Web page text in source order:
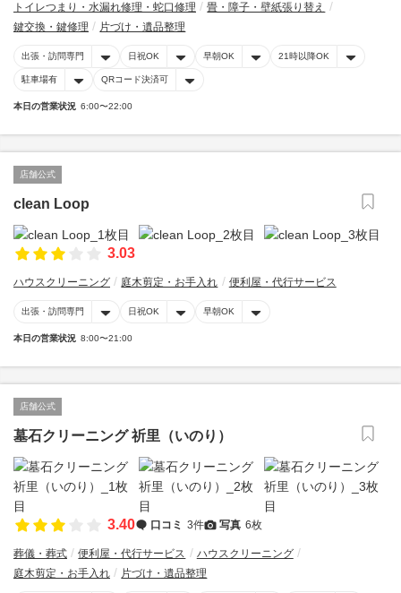
トイレつまり・水漏れ修理・蛇口修理
畳・障子・壁紙張り替え
鍵交換・鍵修理
片づけ・遺品整理
出張・訪問専門 日祝OK 早朝OK 21時以降OK
駐車場有 QRコード決済可
本日の営業状況 6:00〜22:00
店舗公式
clean Loop
3.03
ハウスクリーニング 庭木剪定・お手入れ 便利屋・代行サービス
出張・訪問専門 日祝OK 早朝OK
本日の営業状況 8:00〜21:00
店舗公式
墓石クリーニング 祈里（いのり）
3.40 口コミ 3件 写真 6枚
葬儀・葬式 便利屋・代行サービス
ハウスクリーニング
庭木剪定・お手入れ
片づけ・遺品整理